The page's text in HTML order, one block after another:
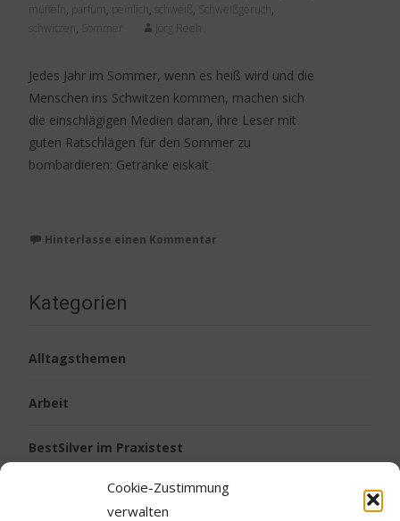
Cookie-Zustimmung
verwalten
müffeln , parfüm , , schweiß , Schweißgeruch ,
schwitzen , Sommer Jörg Reeh
Jedes Jahr im Sommer, wenn es heiß wird und die
Menschen ins Schwitzen kommen, machen sich
die einschlägigen Medien daran, ihre Leser mit
guten Ratschlägen für den Sommer zu
bombardieren: Getränke eiskalt
Hinterlasse einen Kommentar
Kategorien
Alltagsthemen
Arbeit
BestSilver im Praxistest
BestSilver intern